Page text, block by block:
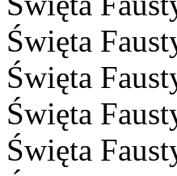
Święta
Święta
Święta
Święta